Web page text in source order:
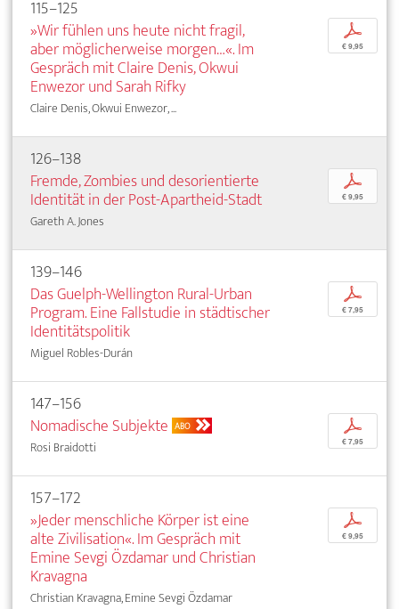
115–125
»Wir fühlen uns heute nicht fragil,
aber möglicherweise morgen…«. Im
Gespräch mit Claire Denis, Okwui
Enwezor und Sarah Rifky
Claire Denis, Okwui Enwezor, ...
p
€ 9,95
126–138
Fremde, Zombies und desorientierte
Identität in der Post-Apartheid-Stadt
Gareth A. Jones
p
€ 9,95
139–146
Das Guelph-Wellington Rural-Urban
Program. Eine Fallstudie in städtischer
Identitätspolitik
Miguel Robles-Durán
p
€ 7,95
147–156
Nomadische Subjekte ABO
Rosi Braidotti
p
€ 7,95
157–172
»Jeder menschliche Körper ist eine
alte Zivilisation«. Im Gespräch mit
Emine Sevgi Özdamar und Christian
Kravagna
Christian Kravagna, Emine Sevgi Özdamar
p
€ 9,95